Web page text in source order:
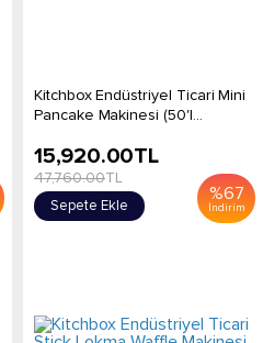
Kitchbox Endüstriyel Ticari Mini
Pancake Makinesi (50'l...
%67
İndirim
15,920.00TL
47,760.00TL
Sepete Ekle